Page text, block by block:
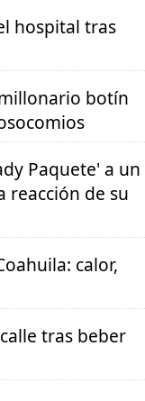
hospital tras
botín
Paquete' a un
reacción de su
calor,
tras beber